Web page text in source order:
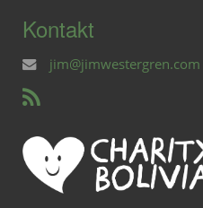
Kontakt
jim@jimwestergren.com